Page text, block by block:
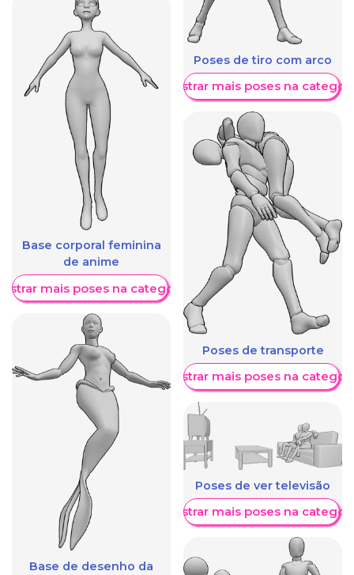
Base corporal feminina
de anime
mais poses na categoria
Base de desenho da
Poses de tiro com arco
Mostrar mais poses na
Poses de transporte
Mostrar mais poses na
Poses de ver televisão
Mostrar mais poses na